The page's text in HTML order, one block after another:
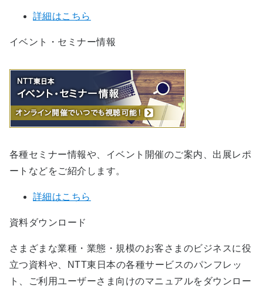
詳細はこちら
イベント・セミナー情報
各種セミナー情報や、イベント開催のご案内、出展レポ
ートなどをご紹介します。
詳細はこちら
資料ダウンロード
さまざまな業種・業態・規模のお客さまのビジネスに役
立つ資料や、NTT東日本の各種サービスのパンフレッ
ト、ご利用ユーザーさま向けのマニュアルをダウンロー